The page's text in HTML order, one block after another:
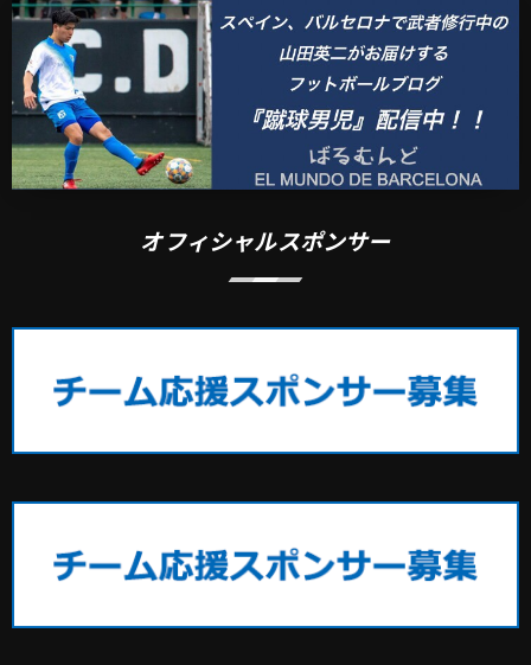
オフィシャルスポンサー